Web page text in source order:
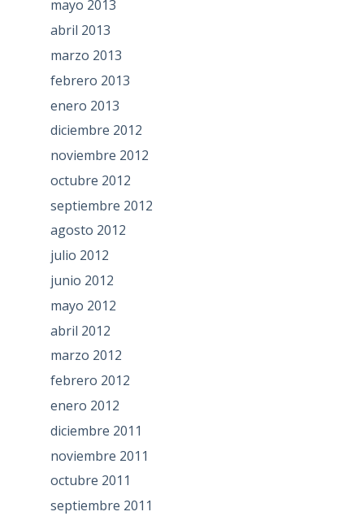
mayo 2013
abril 2013
marzo 2013
febrero 2013
enero 2013
diciembre 2012
noviembre 2012
octubre 2012
septiembre 2012
agosto 2012
julio 2012
junio 2012
mayo 2012
abril 2012
marzo 2012
febrero 2012
enero 2012
diciembre 2011
noviembre 2011
octubre 2011
septiembre 2011